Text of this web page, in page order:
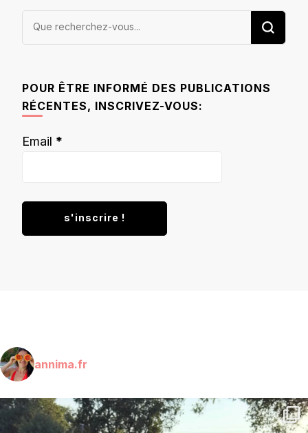
Vous
POUR ÊTRE INFORMÉ DES PUBLICATIONS
RÉCENTES, INSCRIVEZ-VOUS:
Email *
annima.fr